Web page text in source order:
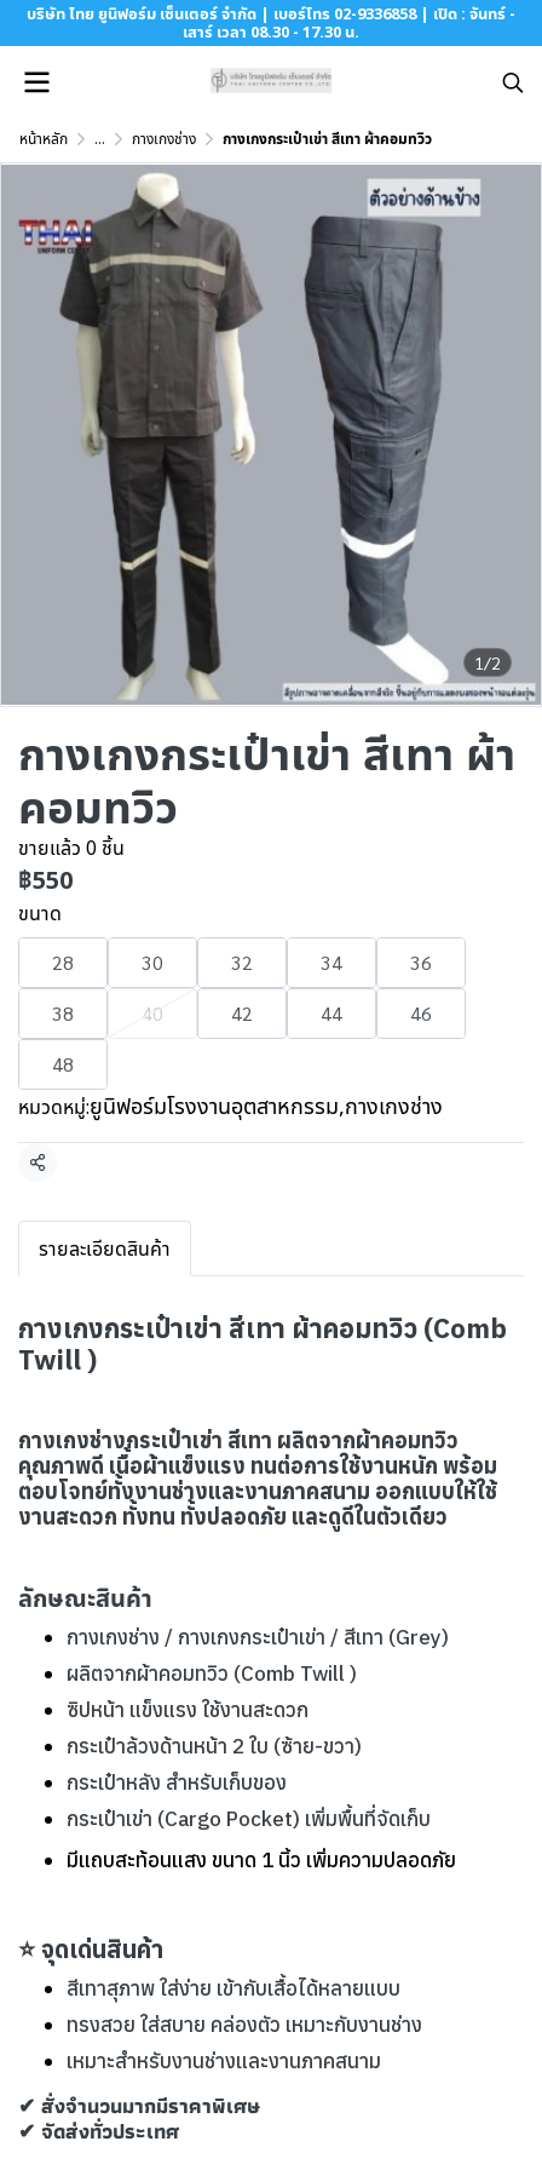
บริษัท ไทย ยูนิฟอร์ม เซ็นเตอร์ จำกัด | เบอร์โทร 02-9336858 | เปิด : จันทร์ -
เสาร์ เวลา 08.30 - 17.30 น.
หน้าหลัก ... กางเกงช่าง กางเกงกระเป๋าเข่า สีเทา ผ้าคอมทวิว
1/2
กางเกงกระเป๋าเข่า สีเทา ผ้า
คอมทวิว
ขายแล้ว 0 ชิ้น
฿550
ขนาด
28 30 32 34
36
38
40 42 44
46
48
หมวดหมู่:ยูนิฟอร์มโรงงานอุตสาหกรรม,กางเกงช่าง
แชร์
รายละเอียดสินค้า
กางเกงกระเป๋าเข่า สีเทา ผ้าคอมทวิว (Comb
Twill )
กางเกงช่างกระเป๋าเข่า สีเทา ผลิตจากผ้าคอมทวิว
คุณภาพดี เนื้อผ้าแข็งแรง ทนต่อการใช้งานหนัก พร้อม
ตอบโจทย์ทั้งงานช่างและงานภาคสนาม ออกแบบให้ใช้
งานสะดวก ทั้งทน ทั้งปลอดภัย และดูดีในตัวเดียว
ลักษณะสินค้า
กางเกงช่าง / กางเกงกระเป๋าเข่า / สีเทา (Grey)
ผลิตจากผ้าคอมทวิว (Comb Twill )
ซิปหน้า แข็งแรง ใช้งานสะดวก
กระเป๋าล้วงด้านหน้า 2 ใบ (ซ้าย-ขวา)
กระเป๋าหลัง สำหรับเก็บของ
กระเป๋าเข่า (Cargo Pocket) เพิ่มพื้นที่จัดเก็บ
มีแถบสะท้อนแสง ขนาด 1 นิ้ว เพิ่มความปลอดภัย
⭐ จุดเด่นสินค้า
สีเทาสุภาพ ใส่ง่าย เข้ากับเสื้อได้หลายแบบ
ทรงสวย ใส่สบาย คล่องตัว เหมาะกับงานช่าง
เหมาะสำหรับงานช่างและงานภาคสนาม
✔ สั่งจำนวนมากมีราคาพิเศษ
✔ จัดส่งทั่วประเทศ